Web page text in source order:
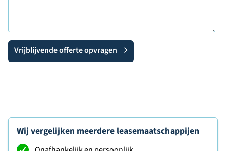
Vrijblijvende offerte opvragen
Wij vergelijken meerdere leasemaatschappijen